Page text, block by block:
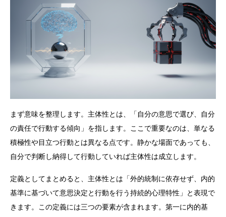
まず意味を整理します。主体性とは、「自分の意思で選び、自分
の責任で行動する傾向」を指します。ここで重要なのは、単なる
積極性や目立つ行動とは異なる点です。静かな場面であっても、
自分で判断し納得して行動していれば主体性は成立します。
定義としてまとめると、主体性とは「外的統制に依存せず、内的
基準に基づいて意思決定と行動を行う持続的心理特性」と表現で
きます。この定義には三つの要素が含まれます。第一に内的基